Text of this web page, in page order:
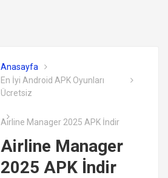
Anasayfa
En İyi Android APK Oyunları
Ücretsiz
Airline Manager 2025 APK İndir
Airline Manager
2025 APK İndir